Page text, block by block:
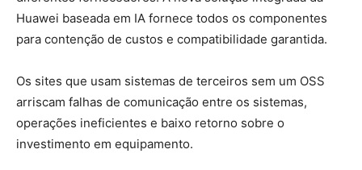
Huawei baseada em IA fornece todos os componentes
para contenção de custos e compatibilidade garantida.
Os sites que usam sistemas de terceiros sem um OSS
arriscam falhas de comunicação entre os sistemas,
operações ineficientes e baixo retorno sobre o
investimento em equipamento.